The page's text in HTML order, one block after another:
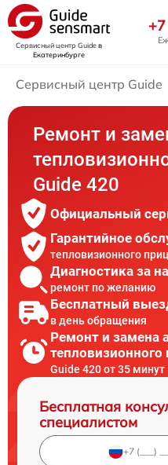
Сервисный центр Guideв
Екатеринбурге
Сервисный центр Guide
Ремонт и
Guide 420
Официальный
Гарантийное
тепловизионного
Диагностика за
ремонт по желанию
Бесплатный
в день обращения
Ремонт и замена
тепловизионного
Guide 420 от 35 минут
Бесплатная
специалистом